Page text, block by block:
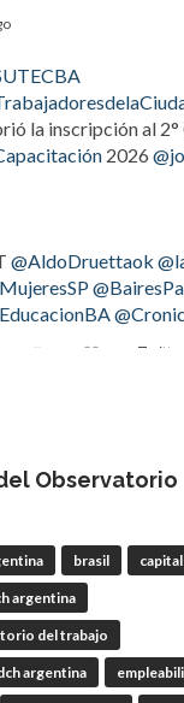
la inscripción al 2°
2026
@AldoDruettaok
Twitter
rechazó la
Orgánica del
@lanotadigital
Observatorio
brasil
argentina
del trabajo
argentina